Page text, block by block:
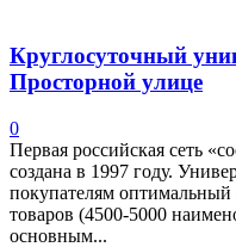
Круглосуточный
Просторной улице
0
Первая российская сеть
создана в 1997 году.
покупателям оптимальный
товаров (4500-5000
основным...